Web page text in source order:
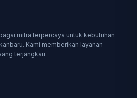
mitra terpercaya untuk kebutuhan
Kami memberikan layanan
terjangkau.